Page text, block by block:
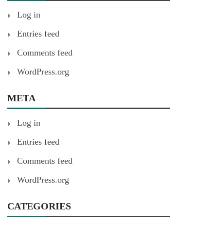
Log in
Entries feed
Comments feed
WordPress.org
META
Log in
Entries feed
Comments feed
WordPress.org
CATEGORIES